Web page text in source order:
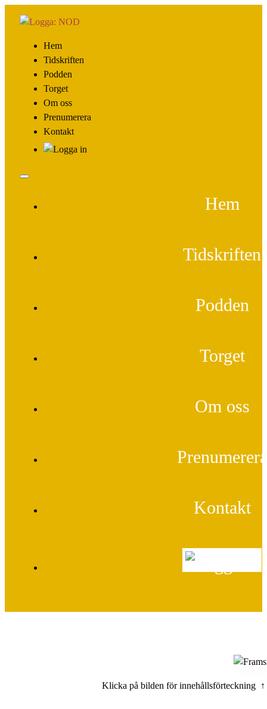
Hem
Tidskriften
Podden
Torget
Om oss
Prenumerera
Kontakt
Hem
Tidskriften
Podden
Torget
Om oss
Prenumerera
Kontakt
Klicka på bilden för innehållsförteckning ↑